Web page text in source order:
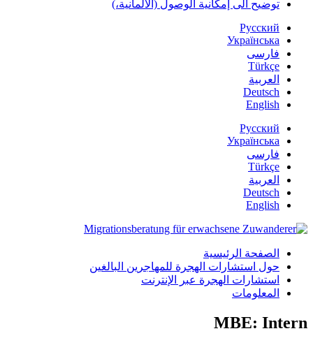
توضيح الى إمكانية الوصول (الألمانية،)
Русский
Українська
فارسی
Türkçe
العربية
Deutsch
English
Русский
Українська
فارسی
Türkçe
العربية
Deutsch
English
الصفحة الرئيسية
حول استشارات الهجرة للمهاجرين البالغين
استشارات الهجرة عبر الإنترنت
المعلومات
MBE: Intern